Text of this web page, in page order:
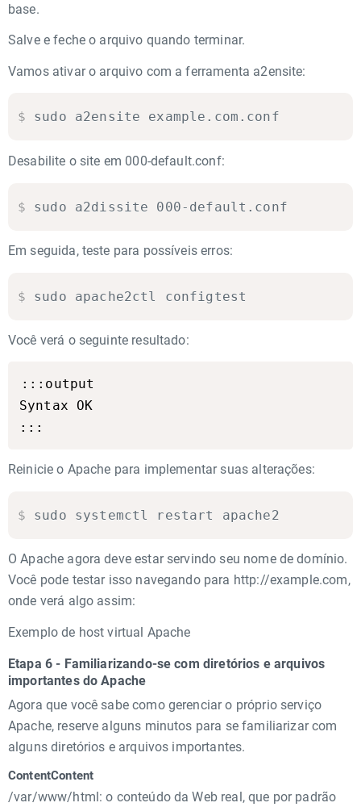
base.
Salve e feche o arquivo quando terminar.
Vamos ativar o arquivo com a ferramenta a2ensite:
$ sudo a2ensite example.com.conf
Desabilite o site em 000-default.conf:
$ sudo a2dissite 000-default.conf
Em seguida, teste para possíveis erros:
$ sudo apache2ctl configtest
Você verá o seguinte resultado:
:::output
Syntax OK
Reinicie o Apache para implementar suas alterações:
$ sudo systemctl restart apache2
O Apache agora deve estar servindo seu nome de domínio.
Você pode testar isso navegando para http://example.com,
onde verá algo assim:
Exemplo de host virtual Apache
Etapa 6 - Familiarizando-se com diretórios e arquivos
importantes do Apache
Agora que você sabe como gerenciar o próprio serviço
Apache, reserve alguns minutos para se familiarizar com
alguns diretórios e arquivos importantes.
ContentContent
/var/www/html: o conteúdo da Web real, que por padrão